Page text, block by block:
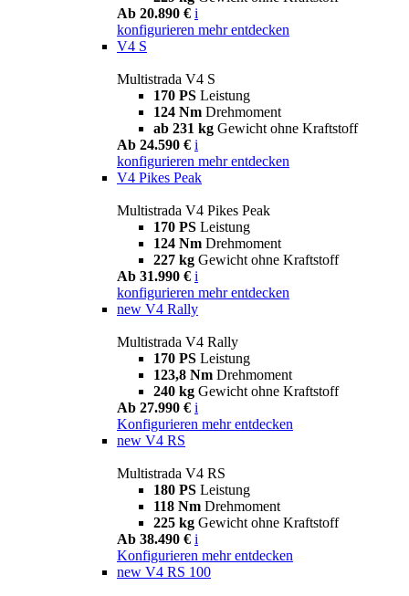
Ab 20.890 € i
konfigurieren mehr entdecken
V4 S
Multistrada V4 S
170 PS Leistung
124 Nm Drehmoment
ab 231 kg Gewicht ohne Kraftstoff
Ab 24.590 € i
konfigurieren mehr entdecken
V4 Pikes Peak
Multistrada V4 Pikes Peak
170 PS Leistung
124 Nm Drehmoment
227 kg Gewicht ohne Kraftstoff
Ab 31.990 € i
konfigurieren mehr entdecken
new V4 Rally
Multistrada V4 Rally
170 PS Leistung
123,8 Nm Drehmoment
240 kg Gewicht ohne Kraftstoff
Ab 27.990 € i
Konfigurieren mehr entdecken
new V4 RS
Multistrada V4 RS
180 PS Leistung
118 Nm Drehmoment
225 kg Gewicht ohne Kraftstoff
Ab 38.490 € i
Konfigurieren mehr entdecken
new V4 RS 100